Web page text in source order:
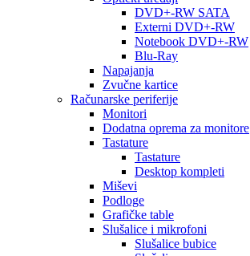
DVD+-RW SATA
Externi DVD+-RW
Notebook DVD+-RW
Blu-Ray
Napajanja
Zvučne kartice
Računarske periferije
Monitori
Dodatna oprema za monitore
Tastature
Tastature
Desktop kompleti
Miševi
Podloge
Grafičke table
Slušalice i mikrofoni
Slušalice bubice